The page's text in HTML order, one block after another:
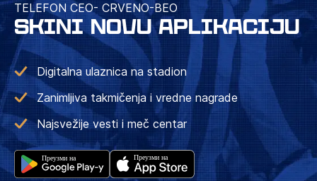
TELEFON CEO- CRVENO-BEO
SKINI NOVU APLIKACIJU
Digitalna ulaznica na stadion
Zanimljiva takmičenja i vredne nagrade
Najsvežije vesti i meč centar